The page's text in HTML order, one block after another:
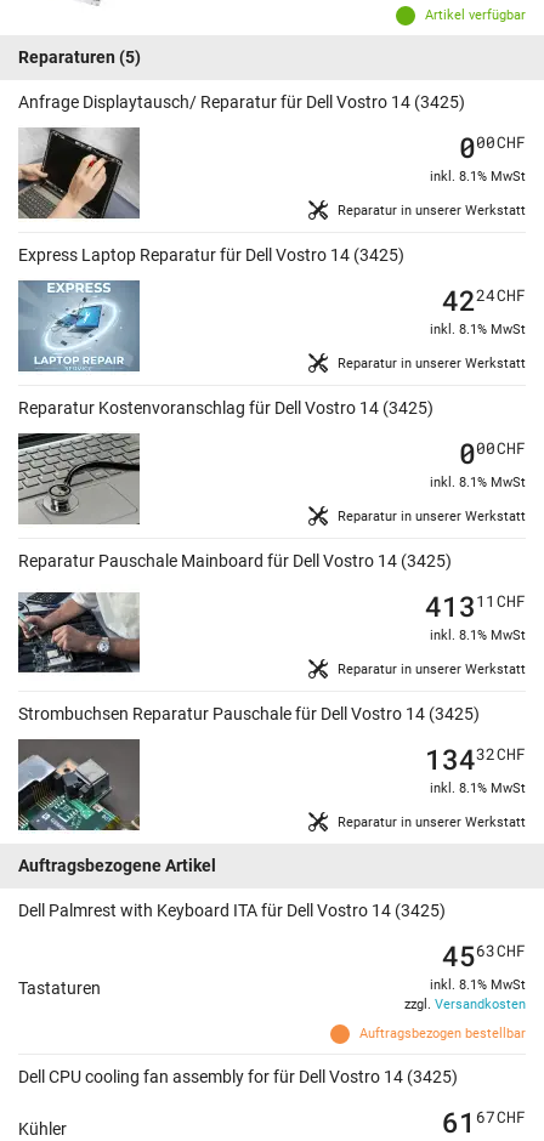
Artikel verfügbar
Reparaturen (5)
Anfrage Displaytausch/ Reparatur für Dell Vostro 14 (3425)
Reparatur in unserer Werkstatt
000CHF
inkl. 8.1% MwSt
Express Laptop Reparatur für Dell Vostro 14 (3425)
Reparatur in unserer Werkstatt
4224CHF
inkl. 8.1% MwSt
Reparatur Kostenvoranschlag für Dell Vostro 14 (3425)
Reparatur in unserer Werkstatt
000CHF
inkl. 8.1% MwSt
Reparatur Pauschale Mainboard für Dell Vostro 14 (3425)
Reparatur in unserer Werkstatt
41311 CHF
inkl. 8.1% MwSt
Strombuchsen Reparatur Pauschale für Dell Vostro 14 (3425)
Reparatur in unserer Werkstatt
13432CHF
inkl. 8.1% MwSt
Auftragsbezogene Artikel
Dell Palmrest with Keyboard ITA für Dell Vostro 14 (3425)
Tastaturen
Auftragsbezogen bestellbar
4563CHF
inkl. 8.1% MwSt
zzgl. Versandkosten
Dell CPU cooling fan assembly for für Dell Vostro 14 (3425)
Kühler
61 67CHF